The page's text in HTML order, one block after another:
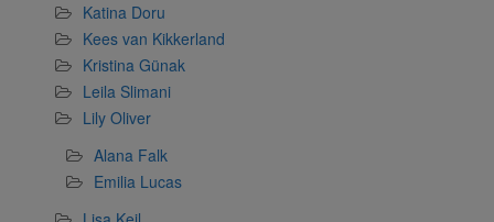
Katina Doru
Kees van Kikkerland
Kristina Günak
Leila Slimani
Lily Oliver
Alana Falk
Emilia Lucas